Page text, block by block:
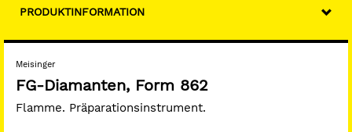
PRODUKTINFORMATION
Meisinger
FG-Diamanten, Form 862
Flamme. Präparationsinstrument.